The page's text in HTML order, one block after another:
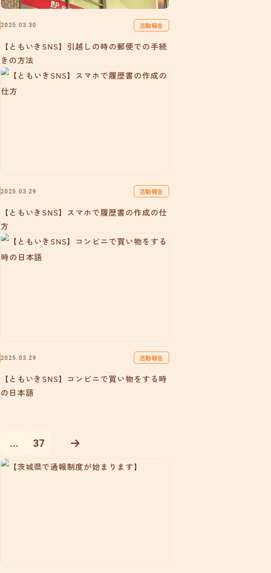
2025.03.30 活動報告
【ともいきSNS】引越しの時の郵便での手続
きの方法
2025.03.29 活動報告
【ともいきSNS】スマホで履歴書の作成の仕
方
2025.03.29 活動報告
【ともいきSNS】コンビニで買い物をする時
の日本語
... 37